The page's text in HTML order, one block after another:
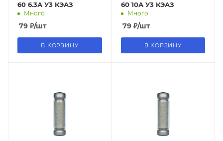
60 6.3А У3 КЭАЗ
Много
79 ₽/шт
В КОРЗИНУ
60 10А У3 КЭАЗ
Много
79₽/шт
В КОРЗИНУ